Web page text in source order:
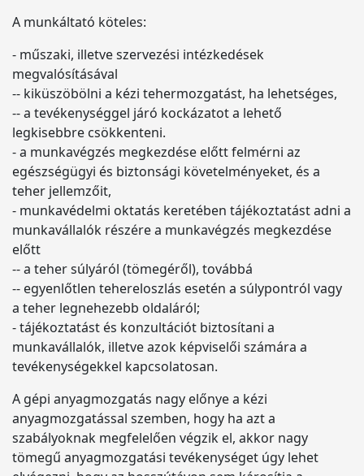
A munkáltató köteles:
- műszaki, illetve szervezési intézkedések
megvalósításával
-- kiküszöbölni a kézi tehermozgatást, ha lehetséges,
-- a tevékenységgel járó kockázatot a lehető
legkisebbre csökkenteni.
- a munkavégzés megkezdése előtt felmérni az
egészségügyi és biztonsági követelményeket, és a
teher jellemzőit,
- munkavédelmi oktatás keretében tájékoztatást adni a
munkavállalók részére a munkavégzés megkezdése
előtt
-- a teher súlyáról (tömegéről), továbbá
-- egyenlőtlen tehereloszlás esetén a súlypontról vagy
a teher legnehezebb oldaláról;
- tájékoztatást és konzultációt biztosítani a
munkavállalók, illetve azok képviselői számára a
tevékenységekkel kapcsolatosan.
A gépi anyagmozgatás nagy előnye a kézi
anyagmozgatással szemben, hogy ha azt a
szabályoknak megfelelően végzik el, akkor nagy
tömegű anyagmozgatási tevékenységet úgy lehet